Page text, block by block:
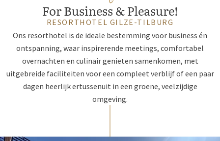
For Business & Pleasure!
RESORTHOTEL GILZE-TILBURG
Ons resorthotel is de ideale bestemming voor business én
ontspanning, waar inspirerende meetings, comfortabel
overnachten en culinair genieten samenkomen, met
uitgebreide faciliteiten voor een compleet verblijf of een paar
dagen heerlijk ertussenuit in een groene, veelzijdige
omgeving.